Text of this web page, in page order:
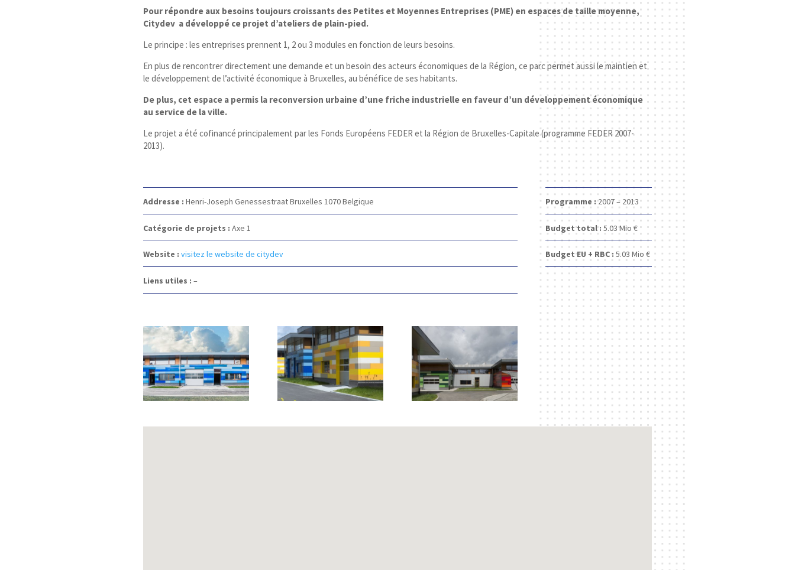
Pour répondre aux besoins toujours croissants des Petites et Moyennes Entreprises (PME) en espaces de taille moyenne,
Citydev a développé ce projet d’ateliers de plain-pied.
Le principe : les entreprises prennent 1, 2 ou 3 modules en fonction de leurs besoins.
En plus de rencontrer directement une demande et un besoin des acteurs économiques de la Région, ce parc permet aussi le maintien et
le développement de l’activité économique à Bruxelles, au bénéfice de ses habitants.
De plus, cet espace a permis la reconversion urbaine d’une friche industrielle en faveur d’un développement économique
au service de la ville.
Le projet a été cofinancé principalement par les Fonds Européens FEDER et la Région de Bruxelles-Capitale (programme FEDER 2007-
2013).
Addresse : Henri-Joseph GenessestraatBruxelles 1070Belgique
Catégorie de projets : Axe 1
Website : visitez le website de citydev
Liens utiles : –
Programme :2007 – 2013
Budget total : 5.03Mio €
Budget EU + RBC : 5.03 Mio €